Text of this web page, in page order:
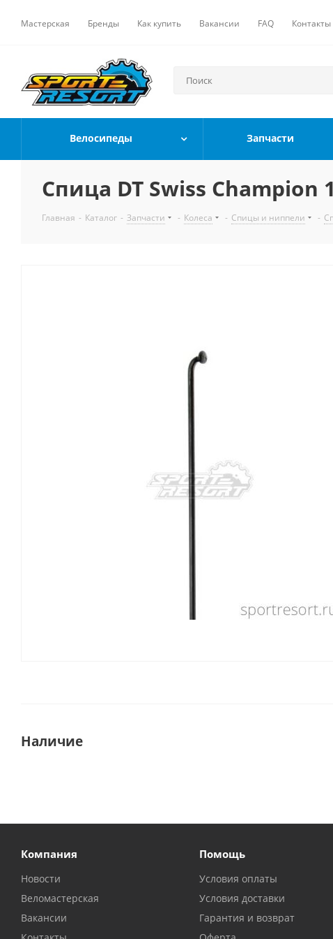
Мастерская Бренды Как купить Вакансии FAQ Контакты
Велосипеды Запчасти
Спица DT Swiss Champion
Главная - Каталог - Запчасти - Колеса - Спицы и ниппели -
Наличие
Компания
Новости
Веломастерская
Вакансии
Помощь
Условия оплаты
Условия доставки
Гарантия и возврат